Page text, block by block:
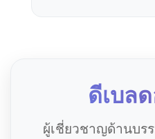
ดีเบล
ผู้เชี่ยวชาญด้านบร